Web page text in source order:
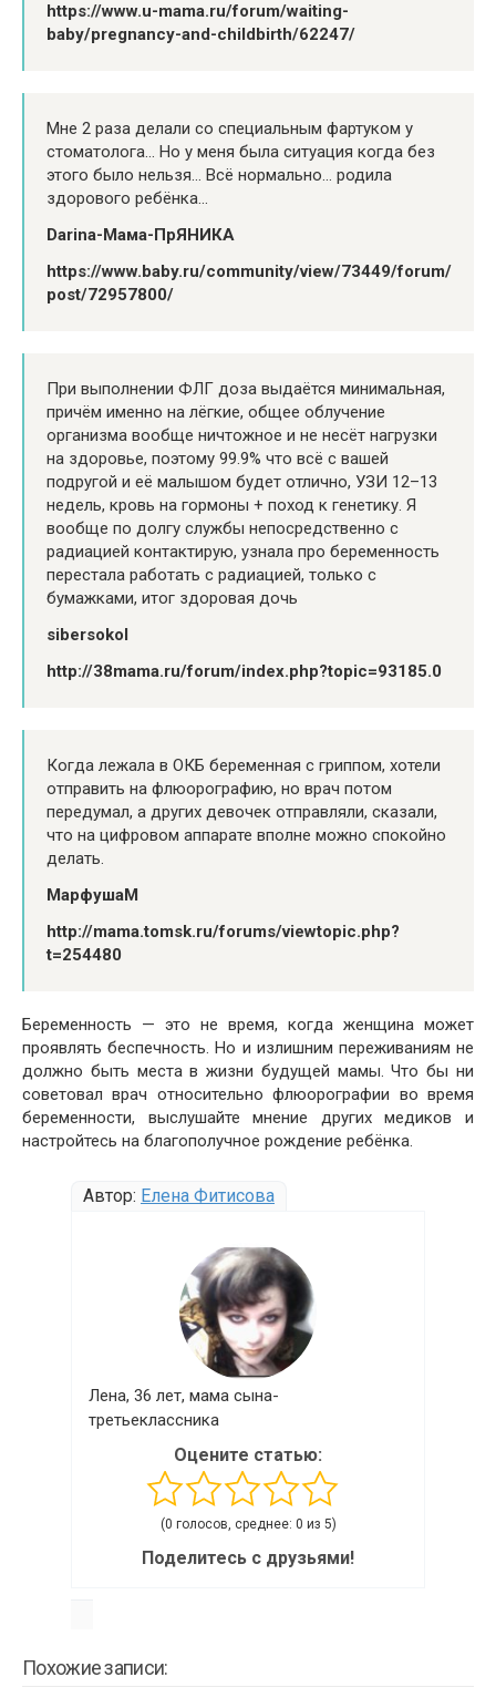
https://www.u-mama.ru/forum/waiting-
baby/pregnancy-and-childbirth/62247/
Мне 2 раза делали со специальным фартуком у
стоматолога… Но у меня была ситуация когда без
этого было нельзя… Всё нормально… родила
здорового ребёнка…
Darina-Мама-ПрЯНИКА
https://www.baby.ru/community/view/73449/forum/
post/72957800/
При выполнении ФЛГ доза выдаётся минимальная,
причём именно на лёгкие, общее облучение
организма вообще ничтожное и не несёт нагрузки
на здоровье, поэтому 99.9% что всё с вашей
подругой и её малышом будет отлично, УЗИ 12–13
недель, кровь на гормоны + поход к генетику. Я
вообще по долгу службы непосредственно с
радиацией контактирую, узнала про беременность
перестала работать с радиацией, только с
бумажками, итог здоровая дочь
sibersokol
http://38mama.ru/forum/index.php?topic=93185.0
Когда лежала в ОКБ беременная с гриппом, хотели
отправить на флюорографию, но врач потом
передумал, а других девочек отправляли, сказали,
что на цифровом аппарате вполне можно спокойно
делать.
МарфушаМ
http://mama.tomsk.ru/forums/viewtopic.php?
t=254480
Беременность — это не время, когда женщина может
проявлять беспечность. Но и излишним переживаниям не
должно быть места в жизни будущей мамы. Что бы ни
советовал врач относительно флюорографии во время
беременности, выслушайте мнение других медиков и
настройтесь на благополучное рождение ребёнка.
Автор: Елена Фитисова
Лена, 36 лет, мама сына-
третьеклассника
Оцените статью:
(0 голосов, среднее: 0 из 5)
Поделитесь с друзьями!
Похожие записи: